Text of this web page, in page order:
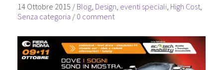
14 Ottobre 2015 / Blog, Design eventi speciali, High Cost,
Senza categoria / 0 comment